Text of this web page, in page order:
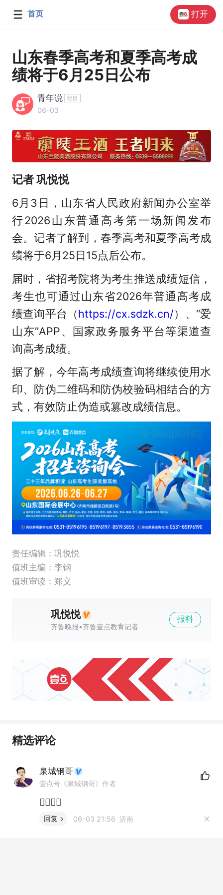
首页 打开
山东春季高考和夏季高考成
绩将于6月25日公布
青年说
06-03
记者 巩悦悦
6月3日，山东省人民政府新闻办公室举
行2026山东普通高考第一场新闻发布
会。记者了解到，春季高考和夏季高考成
绩将于6月25日15点后公布。
届时，省招考院将为考生推送成绩短信，
考生也可通过山东省2026年普通高考成
绩查询平台（https://cx.sdzk.cn/）、“爱
山东”APP、国家政务服务平台等渠道查
询高考成绩。
据了解，今年高考成绩查询将继续使用水
印、防伪二维码和防伪校验码相结合的方
式，有效防止伪造或篡改成绩信息。
责任编辑：巩悦悦
值班主编： 李钢
值班审读：郑义
巩悦悦
齐鲁晚报•齐鲁壹点教育记者
报料
精选评论
泉城钢哥
壹点号《泉城钢哥》作者
👌🏻👌🏻
回复 06-03 21:56 济南